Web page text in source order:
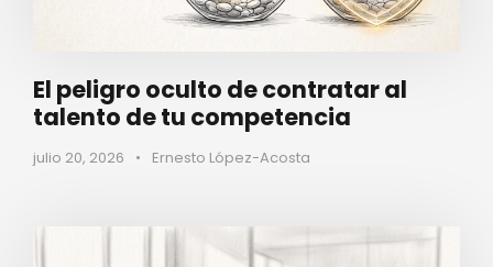
El peligro oculto de contratar al
talento de tu competencia
julio 20, 2026 • Ernesto López-Acosta